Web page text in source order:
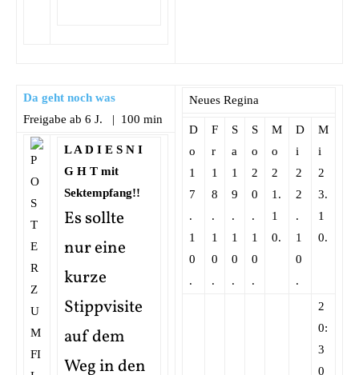
Da geht noch was
Freigabe ab 6 J. | 100 min
Neues Regina
D
o
1
7
.
1
0
.
F
r
1
8
.
1
0
.
S
a
1
9
.
1
0
.
S
o
2
0
.
1
0
.
M
o
2
1.
1
0.
D
i
2
2
.
1
0
.
M
i
2
3.
1
0.
2
0:
3
0
L A D I E S N I
G H T mit
Sektempfang!!
Es sollte
nur eine
kurze
Stippvisite
auf dem
Weg in den